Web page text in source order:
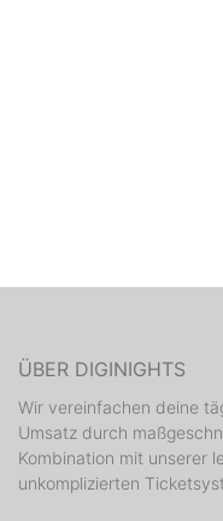
ÜBER DIGINIGHTS
Wir vereinfachen deine
Umsatz durch
Kombination mit unserer
unkomplizierten